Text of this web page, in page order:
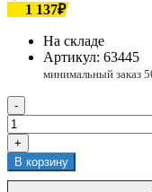
1 137₽
На складе
Артикул: 63445
-
+
В корзину